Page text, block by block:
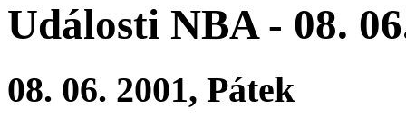
Události NBA - 08.
08. 06. 2001, Pátek